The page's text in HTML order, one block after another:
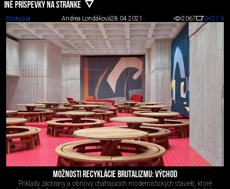
INÉ PRÍSPEVKY NA STRÁNKE
Diskusia Andrea Londáková28.04.2021 2067 0+27-3
MOŽNOSTI RECYKLÁCIE BRUTALIZMU: VÝCHOD
Príklady záchrany a obnovy chátrajúcich modernistických stavieb, ktoré